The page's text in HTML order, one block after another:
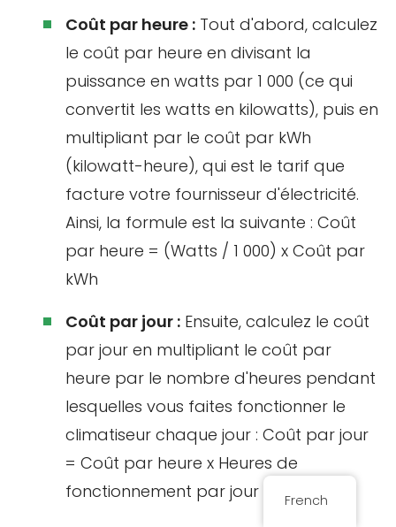
Coût par heure : Tout d'abord, calculez
le coût par heure en divisant la
puissance en watts par 1 000 (ce qui
convertit les watts en kilowatts), puis en
multipliant par le coût par kWh
(kilowatt-heure), qui est le tarif que
facture votre fournisseur d'électricité.
Ainsi, la formule est la suivante : Coût
par heure = (Watts / 1 000) x Coût par
kWh
Coût par jour : Ensuite, calculez le coût
par jour en multipliant le coût par
heure par le nombre d'heures pendant
lesquelles vous faites fonctionner le
climatiseur chaque jour : Coût par jour
= Coût par heure x Heures de
fonctionnement par jour
French